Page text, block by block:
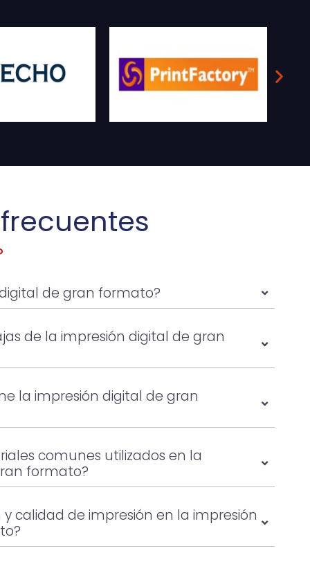
de gran formato?
de la impresión digital de gran
la impresión digital de gran
comunes utilizados en la
formato?
y calidad de impresión en la impresión